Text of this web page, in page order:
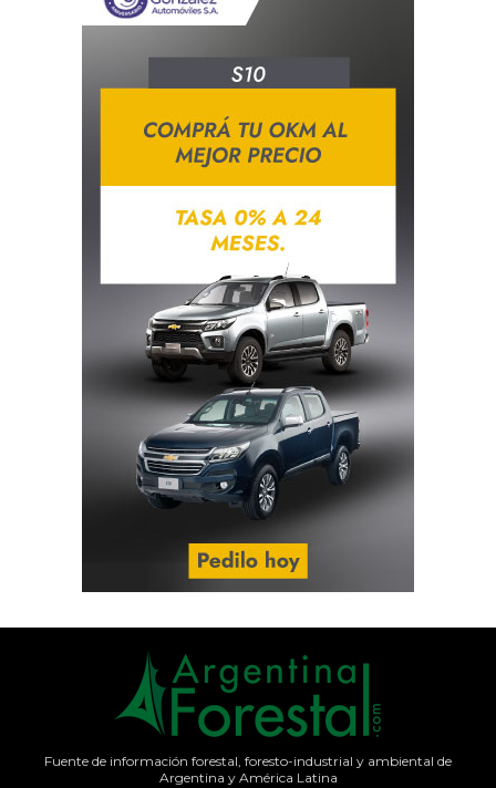
Fuente de información forestal, foresto-industrial y ambiental de
Argentina y América Latina